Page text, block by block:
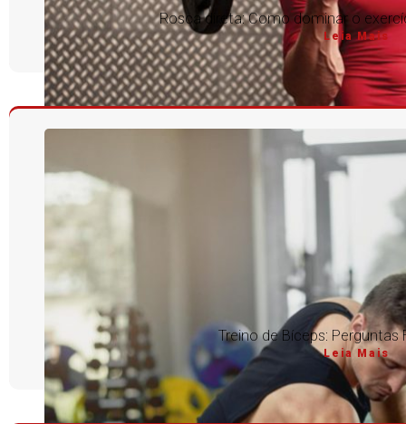
Rosca direta: Como dominar o
Leia Mais
Treino de Bíceps:
Leia Mais